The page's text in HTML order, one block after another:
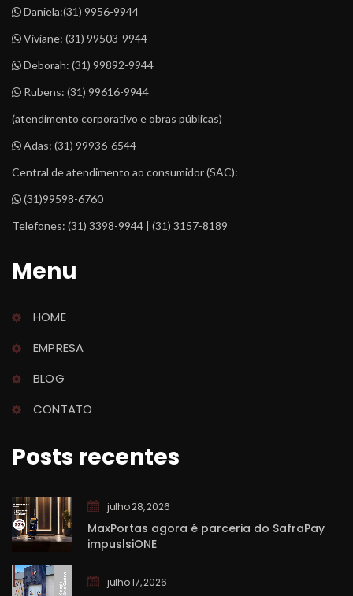
Daniela:(31) 9956-9944
Viviane: (31) 99503-9944
Deborah: (31) 99892-9944
Rubens: (31) 99616-9944
(atendimento corporativo e obras públicas)
Adas: (31) 99936-6544
Central de atendimento ao consumidor (SAC):
(31)99598-6760
Telefones: (31) 3398-9944 | (31) 3157-8189
Menu
HOME
EMPRESA
BLOG
CONTATO
Posts recente
julho 28, 2026
MaxPortas agora é parceria do SafraPay
impuslsiONE
julho 17, 2026